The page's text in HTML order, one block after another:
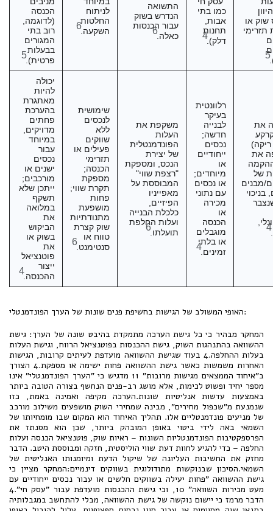
שוק או
תזרימי
5
כמו בתי
אבות,
תחנות
דלק).4
התשואה
הנדרש בשוק
עבור הכנסות
כאלה.6
לניתוח
החלטות
השקעה.6
הכנסה
(לדוגמה,
רוב בתי
המגורים
בבעלות
פרטית).5
את
ריקה)
את
של
מבנים
4
רלוונטית
בעיקר
לבנייה
חדשה;
נכסים
ייחודיים
או
מיוחדים;
או נכסים
עם נתוני
מכירה
או
הכנסה
מוגבלים
או בלתי
זמינים.4
משקפת את
העלות
הפונדמנטלית
של יצירת
הנכס, ומספקת
"רצפת שווי"
המבוססת על
מאפייניו
הפיזיים,
כלכלת הבנייה
ועלות החלפת
תועלתו.6
שימושית
לנכסים
ללא
שווקים
פעילים או
תזרימי
הכנסה;
מספקת
תקרת שווי;
פחות
מושפעת
מתנודתיות
שוק קצרת
טווח או
סנטימנט.6
יכולה
להיות
מאתגרת
בהערכת
פחתים
מדויקים,
במיוחד
עבור
נכסים
ישנים או
מורכבים;
ייתכן שלא
תשקף
במלואה
את
הביקוש
בשוק או
את
פוטנציאל
ייצור
ההכנסה.4
האופי המשולב של הגישות בחשיפת פנים שונות של הערך הפונדמנטלי:
המחקר מבהיר כי כל גישת הערכה מתמקדת בהיבט שונה של הערך: גישת
ההשוואה בהתנהגות השוק, גישת ההכנסות בפוטנציאל הרווח, וגישת העלות
בעלות ההחלפה.4 בעוד שגישת ההשוואה מועדפת לעיתים קרובות, הגישות
האחרות משמשות כאשר גישת ההשוואה פחות ישימה או מספקת.4 הצורך
ב"איחוד הממצאים מגישות מרובות" 11 מדגיש כי "הערך הפונדמנטלי" אינו
מספר יחיד ופשוט לכימות, אלא מושג רב-פנים הנחשף בצורה הטובה ביותר
באמצעות עדשות אנליטיות שונות.הערכה מקיפה ואמינה באמת, כזו
שנמנעת מ"שכפול מחירים", מבינה שמחירי השוק מושפעים משילוב מורכב
של מניעים פונדמנטליים אלו. תהליך האיחוד הוא המקום שבו מומחיותו של
השמאי באה לידי ביטוי באופן המובהק ביותר, שכן הוא מסנתז את
הפרספקטיבות הפונדמנטליות השונות – ראיות שוק, פוטנציאל הכנסה ועלות
החלפה – כדי להגיע לחוות דעת שווי הוליסטית, חזקה ומבוססת היטב. הדבר
מחזק את החשיבות העליונה של שיקול הדעת ומיומנותו האנליטית של
השמאי.הסיכון שבנוקשות מתודולוגית בשווקים דינמיים:המחקר מציין כי
גישת ההשוואה "פחות יעילה בשווקים חלשים או עבור נכסים ייחודיים עם
מעט מכירות השוואה" 10, וכי גישת ההכנסות מועדפת עבור "עסק חי".4
הדבר מרמז כי יישום נוקשה של גישת ההשוואה, מבלי להתחשב במגבלותיה